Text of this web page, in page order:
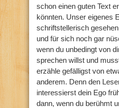
schon einen guten Text
könnten. Unser eigenes
schriftstellerisch
und für sich noch gar
wenn du unbedingt von
sprechen willst und
erzähle gefälligst von
anderem. Denn den
interessierst dein Ego
dann, wenn du berühmt